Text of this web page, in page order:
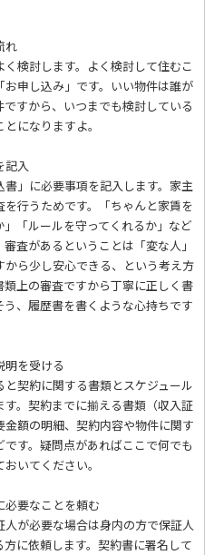
れ
く検討します。よく検討して住むこ
お申し込み」です。いい物件は誰が
ですから、いつまでも検討している
になりますよ。
記入
書」に必要事項を記入します。家主
を行うためです。「ちゃんと家賃を
」「ルールを守ってくれるか」など
査があるということは「変な人」
から少し安心できる、という考え方
類上の審査ですから丁寧に正しく書
う、履歴書を書くような心持ちです
を受ける
と契約に関する書類とスケジュール
す。契約までに揃える書類（収入証
金額の明細、契約内容や物件に関す
です。疑問点があればここで何でも
いてください。
要なことを頼む
人が必要な場合は身内の方で保証人
方に依頼します。契約書に署名して